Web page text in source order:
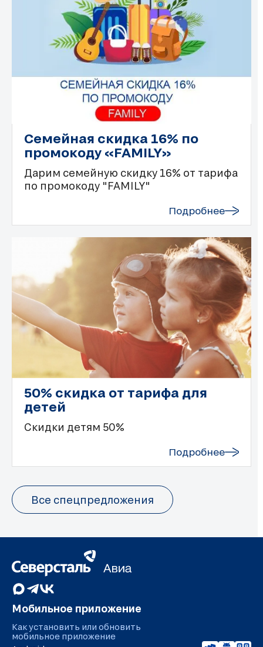
Семейная скидка 16% по
промокоду «FAMILY»
Дарим семейную скидку 16% от тарифа
по промокоду "FAMILY"
Подробнее
50% скидка от тарифа для
детей
Скидки детям 50%
Подробнее
Все спецпредложения
Мобильное приложение
Как установить или обновить
мобильное приложение